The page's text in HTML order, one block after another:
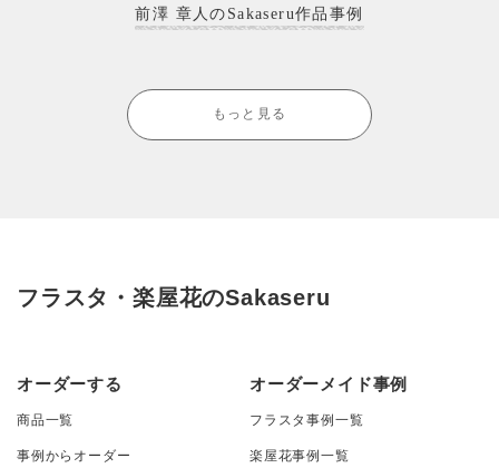
前澤 章人のSakaseru作品事例
もっと見る
フラスタ・楽屋花のSakaseru
オーダーする
商品一覧
事例からオーダー
オーダーメイド事例
フラスタ事例一覧
楽屋花事例一覧